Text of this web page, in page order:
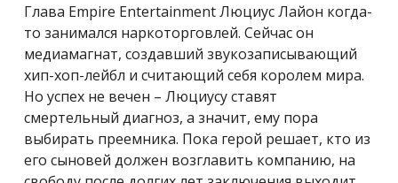
Глава Empire Entertainment Люциус Лайон когда-
то занимался наркоторговлей. Сейчас он
медиамагнат, создавший звукозаписывающий
хип-хоп-лейбл и считающий себя королем мира.
Но успех не вечен – Люциусу ставят
смертельный диагноз, а значит, ему пора
выбирать преемника. Пока герой решает, кто из
его сыновей должен возглавить компанию, на